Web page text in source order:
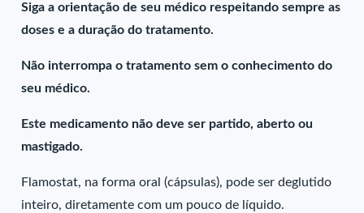
Siga a orientação de seu médico respeitando sempre as
doses e a duração do tratamento.
Não interrompa o tratamento sem o conhecimento do
seu médico.
Este medicamento não deve ser partido, aberto ou
mastigado.
Flamostat, na forma oral (cápsulas), pode ser deglutido
inteiro, diretamente com um pouco de líquido.